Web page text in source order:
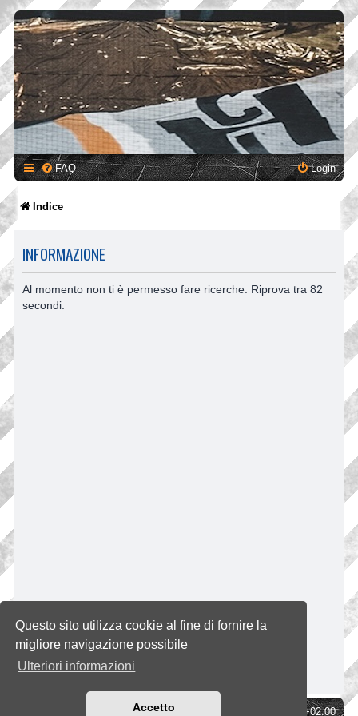
Questo sito utilizza cookie al fine di fornire la
migliore navigazione possibile
Ulteriori informazioni
Accetto
FAQ Login
Indice
INFORMAZIONE
Al momento non ti è permesso fare ricerche. Riprova tra 82
secondi.
UTC+02:00